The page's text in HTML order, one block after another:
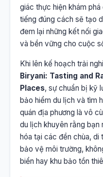
giác thực hiện khám
tiếng đúng cách sẽ tạo
đem lại những kết nối
và bền vững cho cuộc
Khi lên kế hoạch trải
Biryani: Tasting and
Places, sự chuẩn bị kỹ
bảo hiểm du lịch và tìm
quán địa phương là vô
du lịch khuyên rằng
hóa tại các đền chùa,
bảo vệ môi trường,
biển hay khu bảo tồn